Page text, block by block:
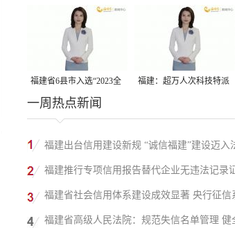
吨丙烷脱氢项目建成中交 节有福电影巡展31日启动
福建省6县市入选“2023全
国县域发展潜力百强县”
福建：超万人次科技特派
一周热点新闻
福建出台信用建设新规 “诚信福建”建设迈入法
治化新阶段
福建推行专项信用报告替代企业无违法记录证
明改革成效显著
福建省社会信用体系建设成效显著 央行征信系
统赋能实体经济
福建省高级人民法院：规范失信名单管理 健全